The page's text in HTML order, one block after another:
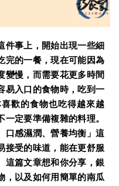
件事上，開始出現一些細
完的一餐，現在可能因為
變慢，而需要花更多時間
易入口的食物時，吃到一
歡的食物也吃得越來越
定要準備複雜的料理。
口感濕潤、營養均衡」這
接受的味道， 能在更舒服
這篇文章想和你分享，銀
，以及如何用簡單的南瓜